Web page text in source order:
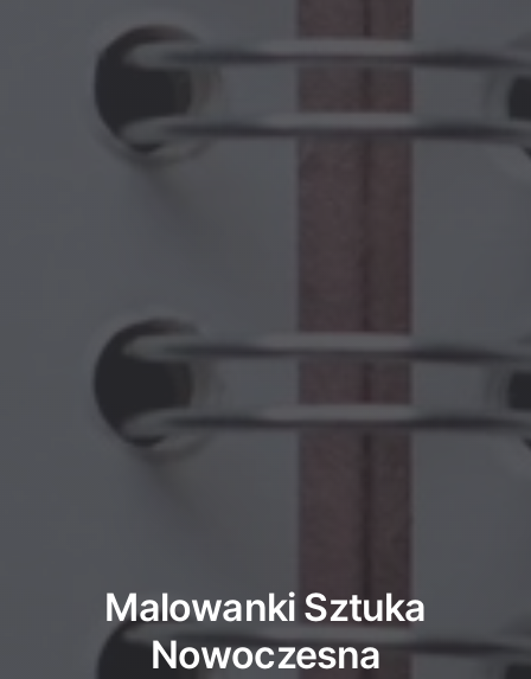
Malowanki Sztuka
Nowoczesna